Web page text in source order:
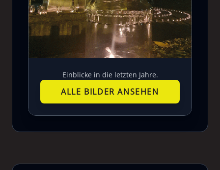
Einblicke in die letzten Jahre.
ALLE BILDER ANSEHEN